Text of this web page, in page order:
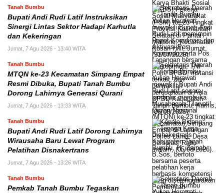
Tanah Bumbu
Bupati Andi Rudi Latif Instruksikan
Sinergi Lintas Sektor Hadapi Karhutla
dan Kekeringan
Jumat, 7 Agu 2026 - 13:40 WITA
Tanah Bumbu
MTQN ke-23 Kecamatan Simpang Empat
Resmi Dibuka, Bupati Tanah Bumbu
Dorong Lahirnya Generasi Qurani
Jumat, 7 Agu 2026 - 13:33 WITA
Tanah Bumbu
Bupati Andi Rudi Latif Dorong Lahirnya
Wirausaha Baru Lewat Program
Pelatihan Disnakertrans
Jumat, 7 Agu 2026 - 13:26 WITA
Tanah Bumbu
Pemkab Tanah Bumbu Tegaskan